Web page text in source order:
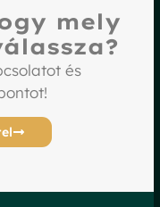
mely
és